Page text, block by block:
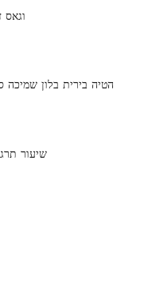
וגאס
הטיה בירית בלון שמיכה
שיעור